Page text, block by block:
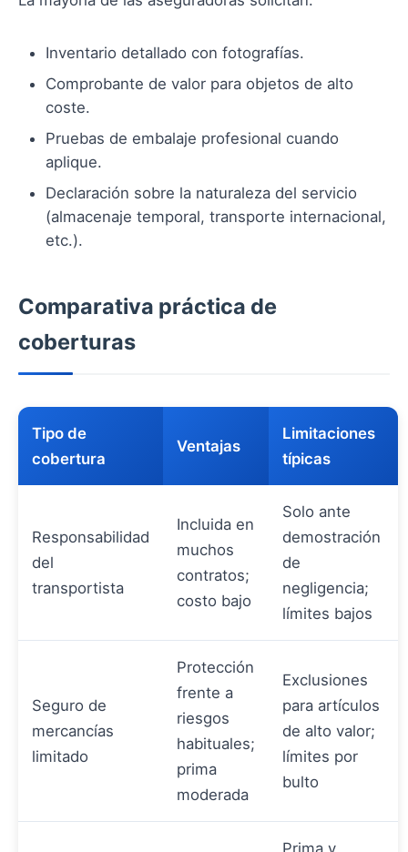
Inventario detallado con fotografías.
Comprobante de valor para objetos de alto
coste.
Pruebas de embalaje profesional cuando
aplique.
Declaración sobre la naturaleza del servicio
(almacenaje temporal, transporte internacional,
etc.).
Comparativa práctica de
coberturas
Tipo de
cobertura
Ventajas
Limitaciones
típicas
Responsabilidad
del
transportista
Incluida en
muchos
contratos;
costo bajo
Solo ante
demostración
de
negligencia;
límites bajos
Seguro de
mercancías
limitado
Protección
frente a
riesgos
habituales;
prima
moderada
Exclusiones
para artículos
de alto valor;
límites por
bulto
Prima y